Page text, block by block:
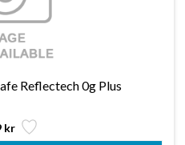
Reflectech 0g Plus
kr